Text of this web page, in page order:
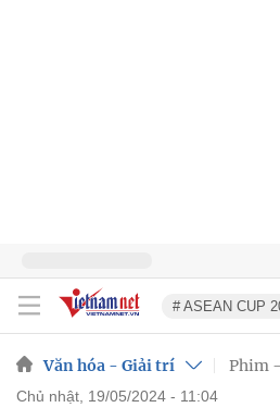
# ASEAN CUP
Văn hóa - Giải trí Phim
chủ nhật, 19/05/2024 - 11:04